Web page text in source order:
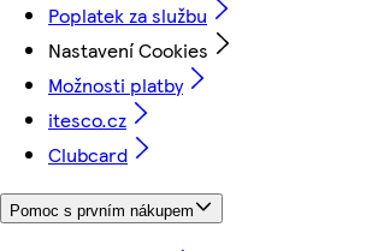
Poplatek za službu
Nastavení Cookies
Možnosti platby
itesco.cz
Clubcard
Pomoc s prvním nákupem